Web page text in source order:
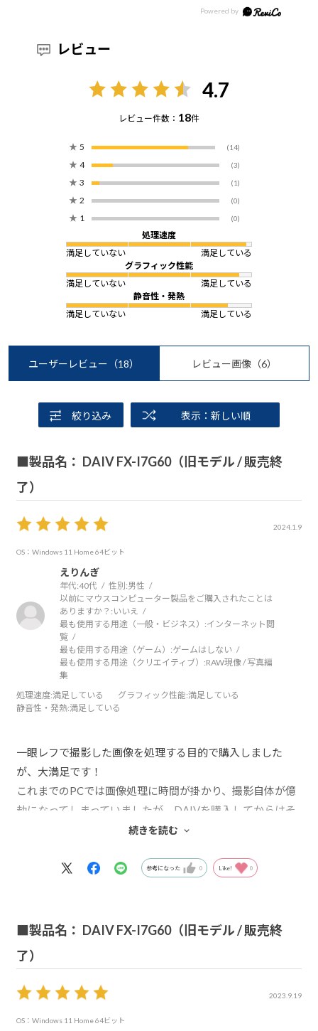
レビュー
4.7
レビュー件数： 18件
★ 5 (14)
★ 4 (3)
★ 3 (1)
★ 2 (0)
★ 1 (0)
処理速度
満足していない
満足している
グラフィック性能
満足していない
満足している
静音性・発熱
満足していない
満足している
ユーザーレビュー （18） レビュー画像 （6）
絞り込み 表示：新しい順
■製品名： DAIV FX-I7G60（旧モデル / 販売終
了）
2024.1.9
OS：Windows 11 Home 64ビット
えりんぎ
年代:40代 性別:男性
以前にマウスコンピューター製品をご購入されたことは
ありますか？: いいえ
最も使用する用途（一般・ビジネス）:インターネット閲
覧
最も使用する用途（ゲーム）:ゲームはしない
最も使用する用途（クリエイティブ）:RAW現像 / 写真編
集
処理速度:満足している グラフィック性能:満足している
静音性・発熱:満足している
一眼レフで撮影した画像を処理する目的で購入しました
が、大満足です！
これまでのPCでは画像処理に時間が掛かり、撮影自体が億
劫になってしまっていましたが、DAIVを購入してからはそ
のようなストレスから解放され、撮影＋画像処理を楽しん
最近は一眼レフで撮影した画像のサイズも大きいので、す
続きを読む
参考になった 0 Like! 0
■製品名： DAIV FX-I7G60（旧モデル / 販売終
了）
2023.9.19
OS：Windows 11 Home 64ビット